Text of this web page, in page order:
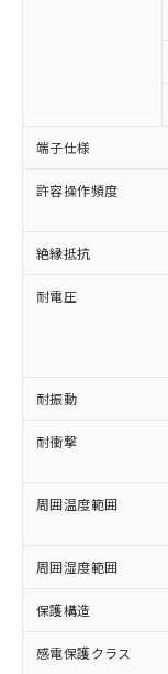
端子仕様
許容操作頻度
絶縁抵抗
耐電圧
耐振動
耐衝撃
周囲温度範囲
周囲湿度範囲
保護構造
感電保護クラス
以下の条
本
(税
当
本
こ
在
記
タ
覧
準価
※1 対応
対応済
非含有に
対応予定
有に対応
対応予定
非含有に
調査・確
非含有の
非該当品
害物質有
仕入先様
いたもの
むを得ず
*EU RoHS指
鉛(Pb)
六価クロム
「○」：
基準値以
「×」：最
基準値を
「－」：
い合わせく
*中国RoHS10
ム) : 100ppm、
当
為
（
ま
国
可)を